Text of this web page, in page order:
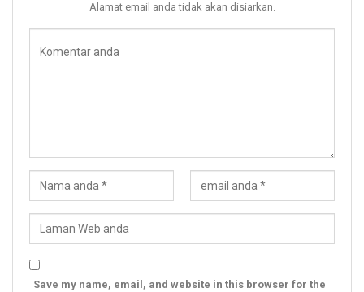
Alamat email anda tidak akan disiarkan.
Save my name, email, and website in this browser for the